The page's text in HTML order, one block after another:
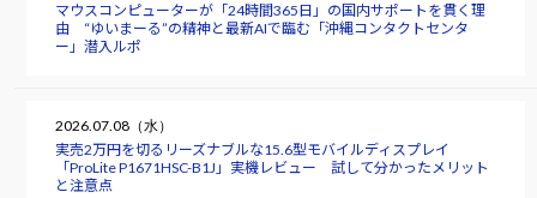
マウスコンピューターが「24時間365日」の国内サポートを貫く理
由 “ゆいまーる”の精神と最新AIで臨む「沖縄コンタクトセンタ
ー」潜入ルポ
2026.07.08（水）
実売2万円を切るリーズナブルな15.6型モバイルディスプレイ
「ProLite P1671HSC-B1J」実機レビュー 試して分かったメリット
と注意点